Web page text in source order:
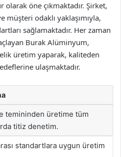
öne çıkmaktadır. Şirket,
odaklı yaklaşımıyla,
sağlamaktadır. Her zaman
Burak Alüminyum,
üretim yaparak, kaliteden
ulaşmaktadır.
temininden üretime tüm
titiz denetim.
standartlara uygun üretim